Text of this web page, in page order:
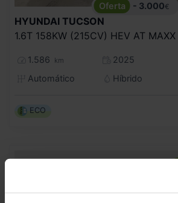
- 3.000€
HYUNDAI TUCSON
1.6T 158KW (215CV) HEV AT MAXX
1.586 km
2025
Automático
Híbrido
ECO